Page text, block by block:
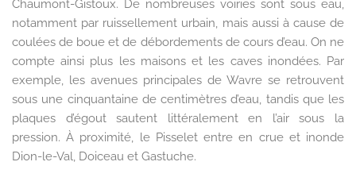
Chaumont-Gistoux. De nombreuses voiries sont sous eau,
notamment par ruissellement urbain, mais aussi à cause de
coulées de boue et de débordements de cours d’eau. On ne
compte ainsi plus les maisons et les caves inondées. Par
exemple, les avenues principales de Wavre se retrouvent
sous une cinquantaine de centimètres d’eau, tandis que les
plaques d’égout sautent littéralement en l’air sous la
pression. À proximité, le Pisselet entre en crue et inonde
Dion-le-Val, Doiceau et Gastuche.